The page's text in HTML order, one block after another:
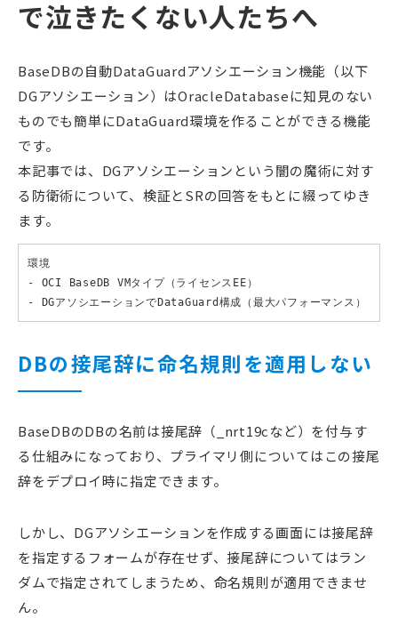
で泣きたくない人たちへ
BaseDBの自動DataGuardアソシエーション機能（以下
DGアソシエーション）はOracleDatabaseに知見のない
ものでも簡単にDataGuard環境を作ることができる機能
です。
本記事では、DGアソシエーションという闇の魔術に対す
る防衛術について、検証とSRの回答をもとに綴ってゆき
ます。
環境
- OCI BaseDB VMタイプ（ライセンスEE）
- DGアソシエーションでDataGuard構成（最大パフォーマンス）
DBの接尾辞に命名規則を適用しない
BaseDBのDBの名前は接尾辞（_nrt19cなど）を付与す
る仕組みになっており、プライマリ側についてはこの接尾
辞をデプロイ時に指定できます。
しかし、DGアソシエーションを作成する画面には接尾辞
を指定するフォームが存在せず、接尾辞についてはラン
ダムで指定されてしまうため、命名規則が適用できませ
ん。